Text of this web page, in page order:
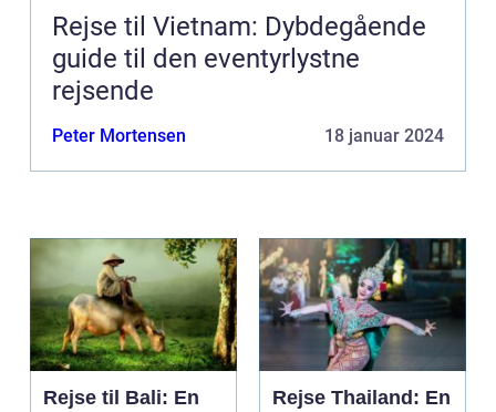
Rejse til Vietnam: Dybdegående
guide til den eventyrlystne
rejsende
Peter Mortensen 18 januar 2024
Rejse til Bali: En
Rejse Thailand: En